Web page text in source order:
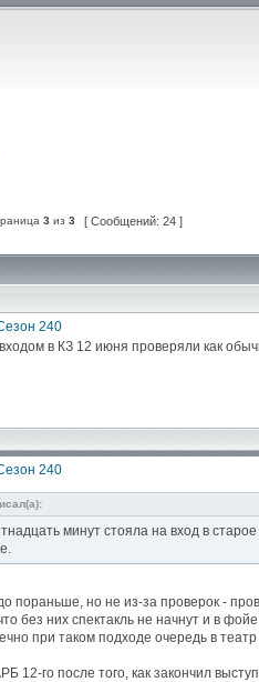
3 из 3 [ Сообщений: 24 ]
240
в КЗ 12 июня проверяли как
240
минут стояла на вход в
пораньше, но не из-за проверок -
без них спектакль не начнут и в
при таком подходе очередь в
12-го после того, как закончил